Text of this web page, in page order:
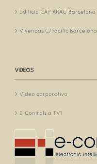
Edificio CAP-ARAG Barcelona
Vivendas C/Pacific Barcelona
VÍDEOS
Vídeo corporativo
E-Controls a TV1